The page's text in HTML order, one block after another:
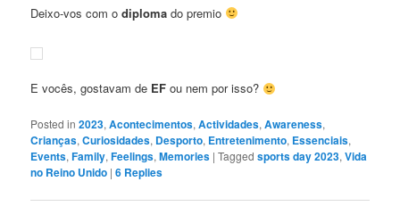
Deixo-vos com odiploma do premio
E vocês, gostavam de EF ou nem por isso?
Posted in 2023,Acontecimentos,Actividades,Awareness,
Crianças,Curiosidades, Desporto, Entretenimento, Essenciais,
Events,Family,Feelings,Memories |Tagged sports day 2023,Vida
no Reino Unido |6 Replies